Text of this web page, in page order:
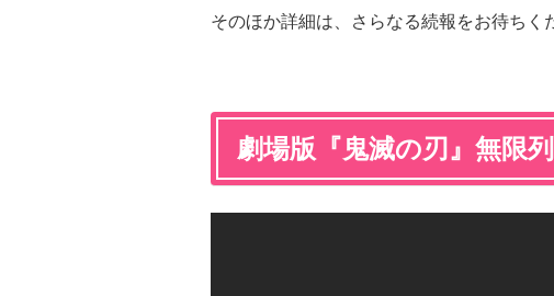
そのほか詳細は、さらなる続報をお待ちく
劇場版『鬼滅の刃』無限